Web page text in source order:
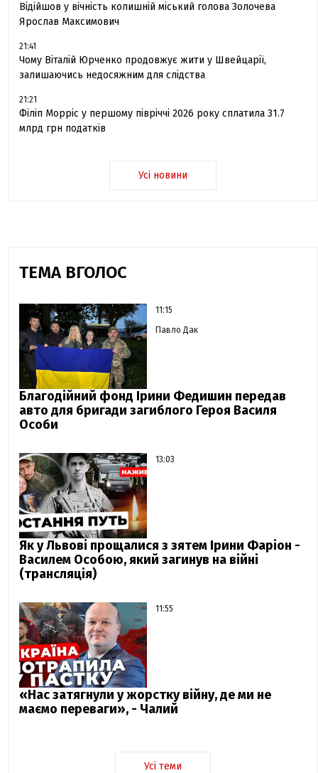
Відійшов у вічність колишній міський голова Золочева
Ярослав Максимович
21:41
Чому Віталій Юрченко продовжує жити у Швейцарії,
залишаючись недосяжним для слідства
21:21
Філіп Морріс у першому півріччі 2026 року сплатила 31.7
млрд грн податків
Усі новини
ТЕМА ВГОЛОС
11:15
Павло Дак
Благодійний фонд Ірини Федишин передав
авто для бригади загиблого Героя Василя
Особи
13:03
Як у Львові прощалися з зятем Ірини Фаріон -
Василем Особою, який загинув на війні
(трансляція)
11:55
«Нас затягнули у жорстку війну, де ми не
маємо переваги», - Чалий
Усі теми